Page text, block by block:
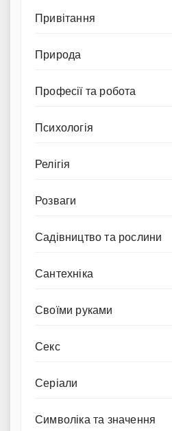
Привітання
Природа
Професії та робота
Психологія
Релігія
Розваги
Садівництво та рослини
Сантехніка
Своїми руками
Секс
Серіали
Символіка та значення